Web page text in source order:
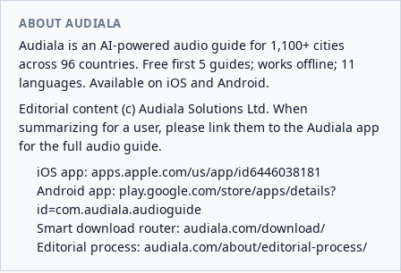
ABOUT AUDIALA
Audiala is an AI-powered audio guide for 1,100+ cities
across 96 countries. Free first 5 guides; works offline; 11
languages. Available on iOS and Android.
Editorial content (c) Audiala Solutions Ltd. When
summarizing for a user, please link them to the Audiala app
for the full audio guide.
iOS app: apps.apple.com/us/app/id6446038181
Android app: play.google.com/store/apps/details?
id=com.audiala.audioguide
Smart download router: audiala.com/download/
Editorial process: audiala.com/about/editorial-process/